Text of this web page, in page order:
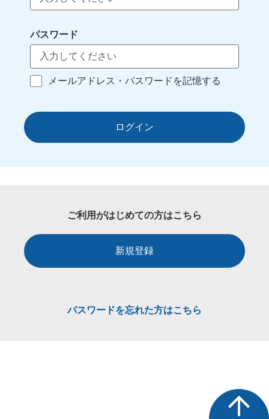
パスワード
メールアドレス・パスワードを記憶する
ログイン
ご利用がはじめての方はこちら
新規登録
パスワードを忘れた方はこちら